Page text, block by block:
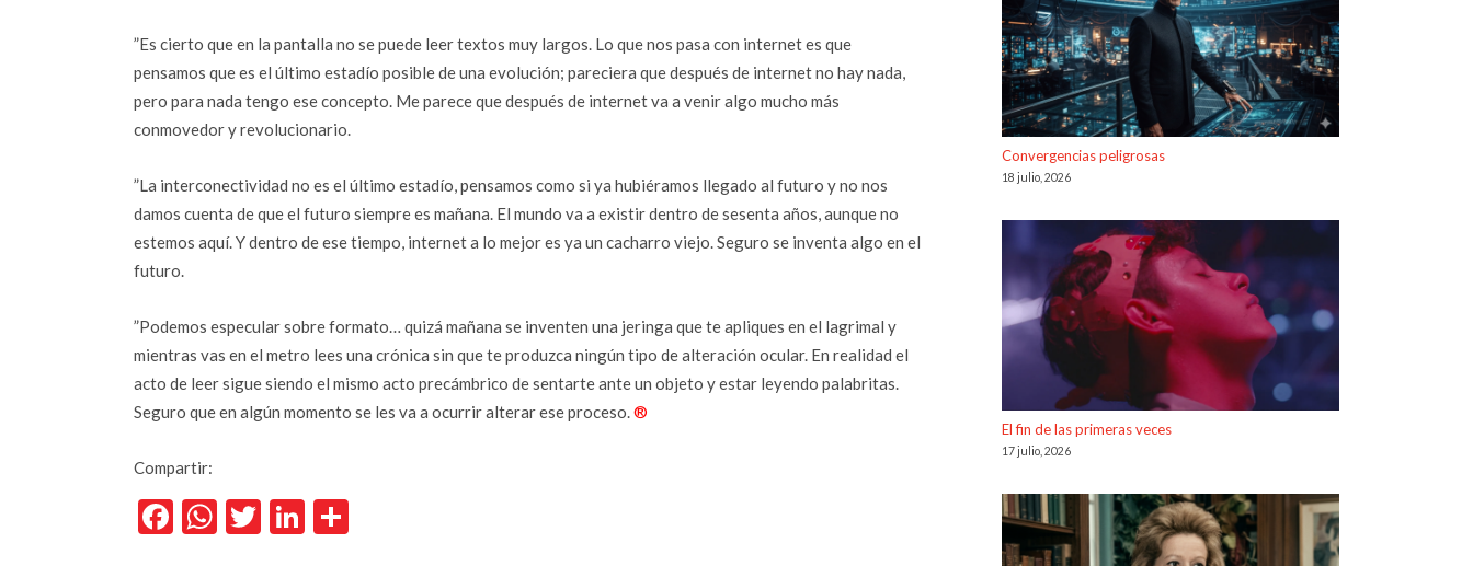
”Es cierto que en la pantalla no se puede leer textos muy largos. Lo que nos pasa con internet es que
pensamos que es el último estadío posible de una evolución; pareciera que después de internet no hay nada,
pero para nada tengo ese concepto. Me parece que después de internet va a venir algo mucho más
conmovedor y revolucionario.
”La interconectividad no es el último estadío, pensamos como si ya hubiéramos llegado al futuro y no nos
damos cuenta de que el futuro siempre es mañana. El mundo va a existir dentro de sesenta años, aunque no
estemos aquí. Y dentro de ese tiempo, internet a lo mejor es ya un cacharro viejo. Seguro se inventa algo en el
futuro.
”Podemos especular sobre formato… quizá mañana se inventen una jeringa que te apliques en el lagrimal y
mientras vas en el metro lees una crónica sin que te produzca ningún tipo de alteración ocular. En realidad el
acto de leer sigue siendo el mismo acto precámbrico de sentarte ante un objeto y estar leyendo palabritas.
Seguro que en algún momento se les va a ocurrir alterar ese proceso.®
Compartir:
Facebook
WhatsApp
TwitterLinkedIn
Convergencias peligrosas
18 julio, 2026
El fin de las primeras veces
17 julio, 2026